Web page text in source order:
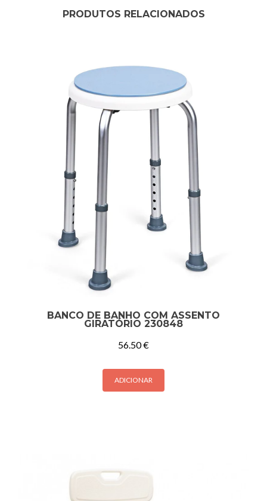
PRODUTOS RELACIONADOS
BANCO DE BANHO COM ASSENTO
GIRATÓRIO 230848
56.50€
ADICIONAR